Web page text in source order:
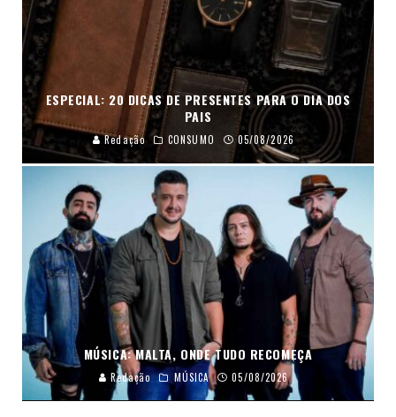
ESPECIAL: 20 DICAS DE PRESENTES PARA O DIA DOS
PAIS
Redação CONSUMO 05/08/2026
MÚSICA: MALTA, ONDE TUDO RECOMEÇA
Redação MÚSICA 05/08/2026